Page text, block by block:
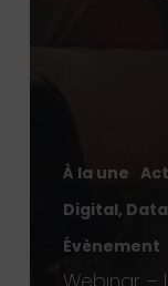
À la une
Digital,
Évènement